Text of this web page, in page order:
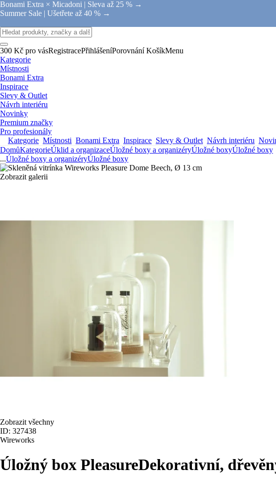
Bonami Extra × Micadoni | Sleva až 25 % →
Summer Sale | Ušetřete až 40 % →
300 Kč pro vásRegistracePřihlášeníPorovnání KošíkMenu
Kategorie
Místnosti
Bonami Extra
Inspirace
Slevy & Outlet
Návrh interiéru
Novinky
Premium značky
Pro profesionály
Kategorie Místnosti Bonami Extra Inspirace Slevy & Outlet Návrh interiéru
DomůKategorieÚklid a organizaceÚložné boxy a organizéryÚložné boxyÚložné boxy
...Úložné boxy a organizéryÚložné boxy
Zobrazit galerii
Zobrazit všechny
ID: 327438
Wireworks
Úložný box PleasureDekorativní,